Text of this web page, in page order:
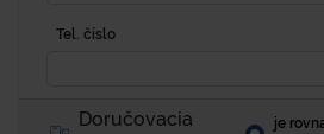
Tel. číslo
Doručovacia
je